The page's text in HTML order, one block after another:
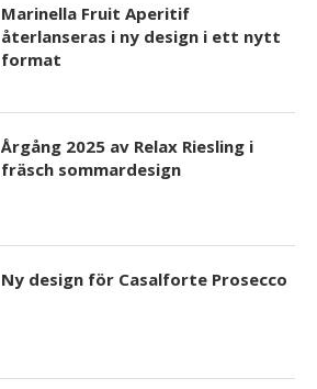
Marinella Fruit Aperitif
återlanseras i ny design i ett nytt
format
Årgång 2025 av Relax Riesling i
fräsch sommardesign
Ny design för Casalforte Prosecco